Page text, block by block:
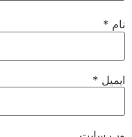
نام *
ایمیل *